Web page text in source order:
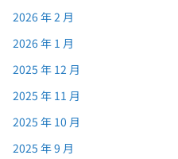
2026 年 2 月
2026 年 1 月
2025 年 12 月
2025 年 11 月
2025 年 10 月
2025 年 9 月